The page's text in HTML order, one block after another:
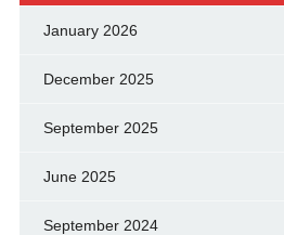
January 2026
December 2025
September 2025
June 2025
September 2024